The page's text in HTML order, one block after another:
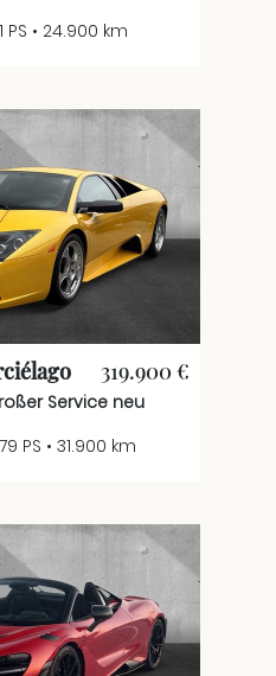
PS • 24.900 km
319.900 €
Service neu
PS • 31.900 km